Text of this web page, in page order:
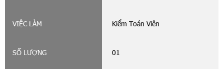
Kiểm Toán Viên
01